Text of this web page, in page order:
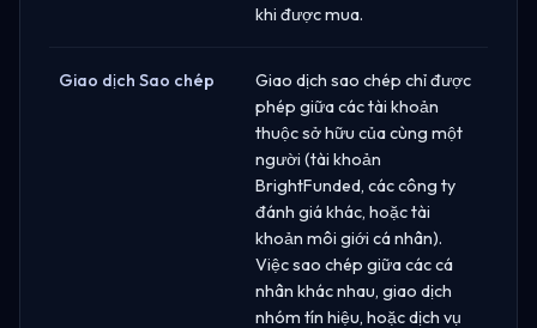
khi được mua.
Giao dịch Sao chép
Giao dịch sao chép chỉ được
phép giữa các tài khoản
thuộc sở hữu của cùng một
người (tài khoản
BrightFunded, các công ty
đánh giá khác, hoặc tài
khoản môi giới cá nhân).
Việc sao chép giữa các cá
nhân khác nhau, giao dịch
nhóm tín hiệu, hoặc dịch vụ